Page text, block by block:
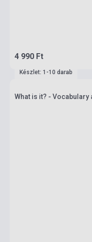
4 990 Ft
Készlet: 1-10 darab
What is it? -